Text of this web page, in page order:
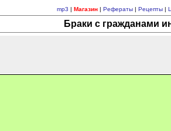
mp3 | Магазин| Рефераты| Рецепты|
Браки с гражданами